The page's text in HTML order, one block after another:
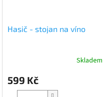
Hasič - stojan na víno
produktu
Skladem
599 Kč